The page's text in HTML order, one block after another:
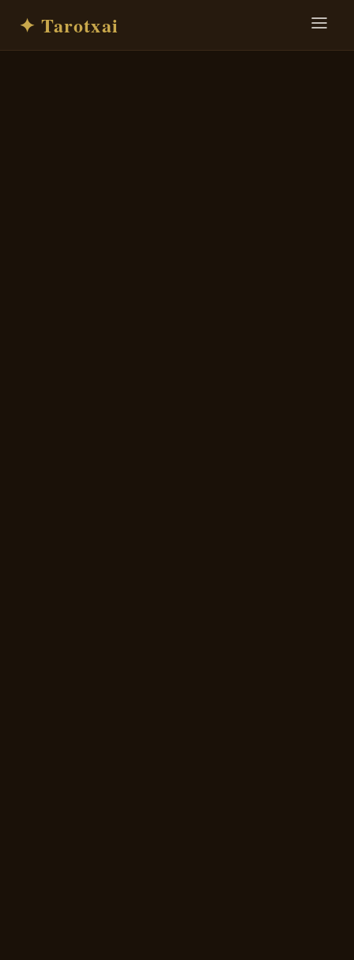
✦ Tarotxai